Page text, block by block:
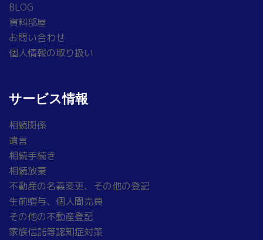
BLOG
資料部屋
お問い合わせ
個人情報の取り扱い
サービス情報
相続関係
遺言
相続手続き
相続放棄
不動産の名義変更、その他の登記
生前贈与、個人間売買
その他の不動産登記
家族信託等認知症対策